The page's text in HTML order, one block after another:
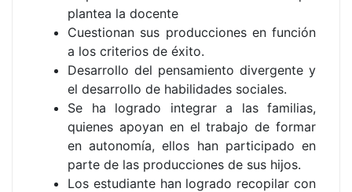
plantea la docente
Cuestionan sus producciones en función
a los criterios de éxito.
Desarrollo del pensamiento divergente y
el desarrollo de habilidades sociales.
Se ha logrado integrar a las familias,
quienes apoyan en el trabajo de formar
en autonomía, ellos han participado en
parte de las producciones de sus hijos.
Los estudiante han logrado recopilar con